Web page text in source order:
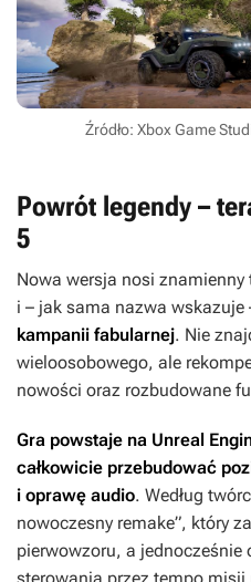
Źródło: Xbox Game
Powrót legendy –
5
Nowa wersja nosi znamienny
i – jak sama nazwa wskazuje
kampanii fabularnej. Nie
wieloosobowego, ale
nowości oraz rozbudowane
Gra powstaje na Unreal
całkowicie przebudować
i oprawę audio. Według
nowoczesny remake”, który
pierwowzoru, a jednocześnie